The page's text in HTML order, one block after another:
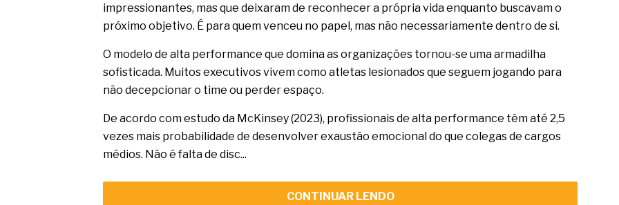
impressionantes, mas que deixaram de reconhecer a própria vida enquanto buscavam o
próximo objetivo. É para quem venceu no papel, mas não necessariamente dentro de si.
O modelo de alta performance que domina as organizações tornou-se uma armadilha
sofisticada. Muitos executivos vivem como atletas lesionados que seguem jogando para
não decepcionar o time ou perder espaço.
De acordo com estudo da McKinsey (2023), profissionais de alta performance têm até 2,5
vezes mais probabilidade de desenvolver exaustão emocional do que colegas de cargos
médios. Não é falta de disc...
CONTINUAR LENDO